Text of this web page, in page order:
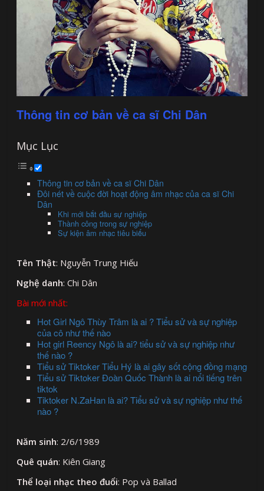
Thông tin cơ bản về ca sĩ Chi Dân
Mục Lục
Thông tin cơ bản về ca sĩ Chi Dân
Đôi nét về cuộc đời hoạt động âm nhạc của ca sĩ Chi
Dân
Khi mới bắt đầu sự nghiệp
Thành công trong sự nghiệp
Sự kiện âm nhạc tiêu biểu
Tên Thật: Nguyễn Trung Hiếu
Nghệ danh: Chi Dân
Bài mới nhất:
Hot Girl Ngô Thùy Trâm là ai ? Tiểu sử và sự nghiệp
của cô như thế nào
Hot girl Reency Ngô là ai? tiểu sử và sự nghiệp như
thế nào ?
Tiểu sử Tiktoker Tiểu Hý là ai gây sốt cộng đồng mạng
Tiểu sử Tiktoker Đoàn Quốc Thành là ai nổi tiếng trên
tiktok
Tiktoker N.ZaHan là ai? Tiểu sử và sự nghiệp như thế
nào ?
Năm sinh: 2/6/1989
Quê quán: Kiên Giang
Thể loại nhạc theo đuổi: Pop và Ballad